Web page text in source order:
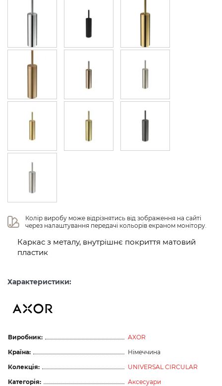
Колір виробу може відрізнятись від зображення на сайті
через налаштування передачі кольорів екраном монітору.
Каркас з металу, внутрішнє покриття матовий
пластик
Характеристики:
Виробник:
AXOR
Країна:
Німеччина
Колекція:
UNIVERSAL CIRCULAR
Категорія:
Аксесуари